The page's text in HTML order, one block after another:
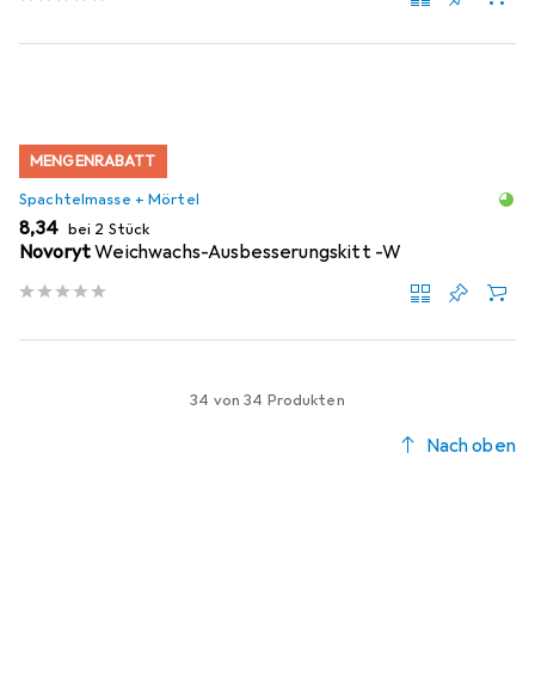
MENGENRABATT
Spachtelmasse + Mörtel
EUR
8,34 bei 2 Stück
NovorytWeichwachs-Ausbesserungskitt -W
34 von 34 Produkten
Nach oben